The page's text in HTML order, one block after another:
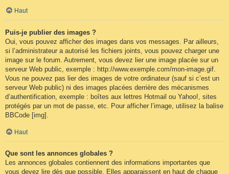
Haut
Puis-je publier des images ?
Oui, vous pouvez afficher des images dans vos messages. Par ailleurs,
si l’administrateur a autorisé les fichiers joints, vous pouvez charger une
image sur le forum. Autrement, vous devez lier une image placée sur un
serveur Web public, exemple : http://www.exemple.com/mon-image.gif.
Vous ne pouvez pas lier des images de votre ordinateur (sauf si c’est un
serveur Web public) ni des images placées derrière des mécanismes
d’authentification, exemple : boîtes aux lettres Hotmail ou Yahoo!, sites
protégés par un mot de passe, etc. Pour afficher l’image, utilisez la balise
BBCode [img].
Haut
Que sont les annonces globales ?
Les annonces globales contiennent des informations importantes que
vous devez lire dès que possible. Elles apparaissent en haut de chaque